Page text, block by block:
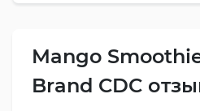
Mango
Brand CDC